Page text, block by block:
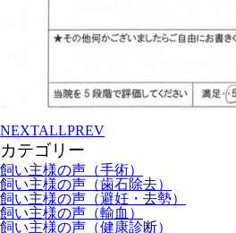
NEXTALLPREV
カテゴリー
飼い主様の声（手術）
飼い主様の声（歯石除去）
飼い主様の声（避妊・去勢）
飼い主様の声（輸血）
飼い主様の声（健康診断）